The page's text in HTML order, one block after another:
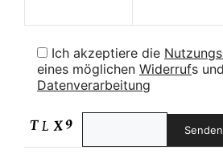
Ich akzeptiere die
eines möglichen Widerrufs
Datenverarbeitung